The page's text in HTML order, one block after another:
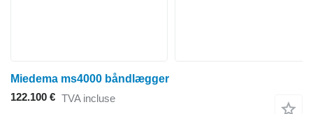
Miedema ms4000 båndlægger
122.100 € TVA incluse